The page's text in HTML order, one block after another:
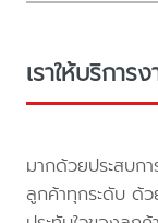
เราให้บริกา
มากด้วยประสบก
ลูกค้าทุกระดับ ด้